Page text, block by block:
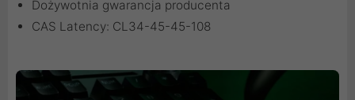
Dożywotnia gwarancja producenta
CAS Latency: CL34-45-45-108